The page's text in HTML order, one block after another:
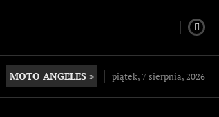
MOTO ANGELES » piątek, 7 sierpnia, 2026